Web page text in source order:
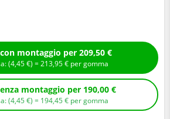
Compra con montaggio per 209,50 €
+ Ecotassa: (4,45€ ) =213,95€ per gomma
Compra senza montaggio per 190,00 €
+ Ecotassa: (4,45€ ) = 194,45€ per gomma